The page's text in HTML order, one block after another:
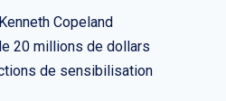
Copeland
20 millions de dollars
de sensibilisation